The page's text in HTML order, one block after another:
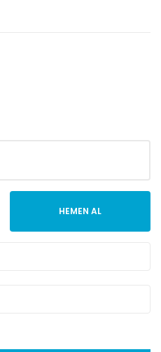
HEMEN AL